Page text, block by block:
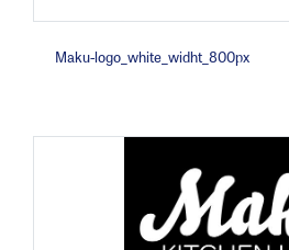
Maku-logo_white_widht_800px